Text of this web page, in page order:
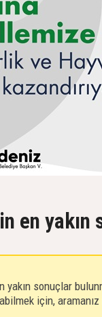
en yakın
yakın sonuçlar
için,